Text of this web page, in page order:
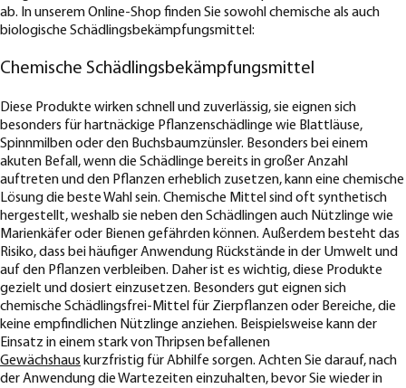
ab. In unserem Online-Shop finden Sie sowohl chemische als auch
biologische Schädlingsbekämpfungsmittel:
Chemische Schädlingsbekämpfungsmittel
Diese Produkte wirken schnell und zuverlässig, sie eignen sich
besonders für hartnäckige Pflanzenschädlinge wie Blattläuse,
Spinnmilben oder den Buchsbaumzünsler. Besonders bei einem
akuten Befall, wenn die Schädlinge bereits in großer Anzahl
auftreten und den Pflanzen erheblich zusetzen, kann eine chemische
Lösung die beste Wahl sein. Chemische Mittel sind oft synthetisch
hergestellt, weshalb sie neben den Schädlingen auch Nützlinge wie
Marienkäfer oder Bienen gefährden können. Außerdem besteht das
Risiko, dass bei häufiger Anwendung Rückstände in der Umwelt und
auf den Pflanzen verbleiben. Daher ist es wichtig, diese Produkte
gezielt und dosiert einzusetzen. Besonders gut eignen sich
chemische Schädlingsfrei-Mittel für Zierpflanzen oder Bereiche, die
keine empfindlichen Nützlinge anziehen. Beispielsweise kann der
Einsatz in einem stark von Thripsen befallenen
Gewächshaus kurzfristig für Abhilfe sorgen. Achten Sie darauf, nach
der Anwendung die Wartezeiten einzuhalten, bevor Sie wieder in